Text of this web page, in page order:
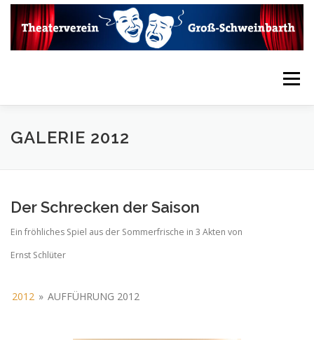
Zum
Inhalt
springen
Menü
HOME VEREIN
MEDIENARCHIV VIDEOARCHIV
GALERIE 2012
Der Schrecken der Saison
Ein fröhliches Spiel aus der Sommerfrische in 3 Akten von
Ernst Schlüter
2012 » AUFFÜHRUNG 2012